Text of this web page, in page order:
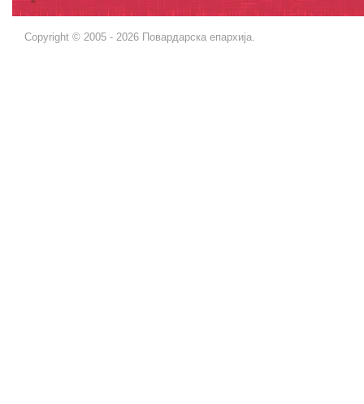
Copyright © 2005 - 2026 Повардарска епархија.